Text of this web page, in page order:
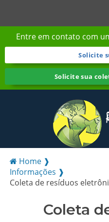
Entre em contato com
Solicite
Solicite sua
Home ❱
Informações ❱
Coleta de resíduos
Coleta